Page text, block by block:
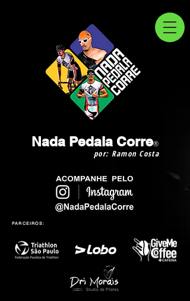
Nada Pedala Corre®
por: Ramon Costa
PARCEIROS: